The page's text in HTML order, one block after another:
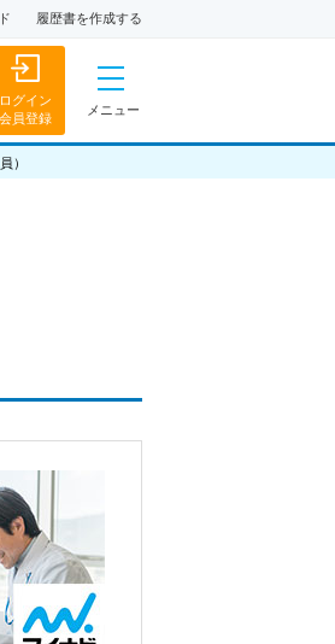
履歴書を作成する
ログイン
会員登録
メニュー
）